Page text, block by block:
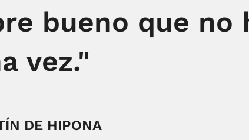
bueno que no
vez."
DE HIPONA